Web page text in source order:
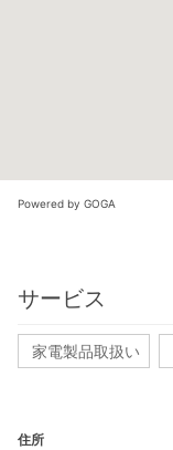
Powered by GOGA
サービス
家電製品取扱い
住所